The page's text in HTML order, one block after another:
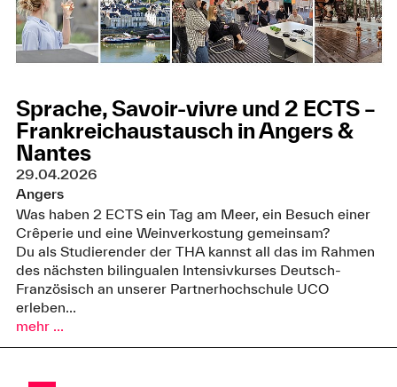
Sprache, Savoir-vivre und 2 ECTS –
Frankreichaustausch in Angers &
Nantes
29.04.2026
Angers
Was haben 2 ECTS ein Tag am Meer, ein Besuch einer
Crêperie und eine Weinverkostung gemeinsam?
Du als Studierender der THA kannst all das im Rahmen
des nächsten bilingualen Intensivkurses Deutsch-
Französisch an unserer Partnerhochschule UCO
erleben...
mehr ...